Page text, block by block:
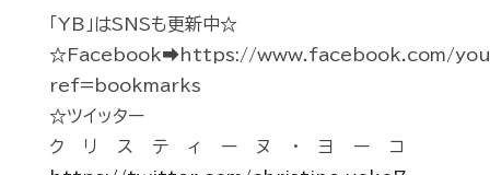
「YB」はSNSも更新中☆
☆Facebook➡https://www.facebook.com/
ref=bookmarks
☆ツイッター
クリスティーヌ・ヨーコ